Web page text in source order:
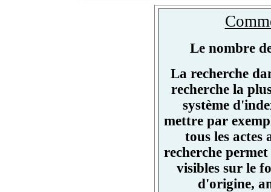
Le nombre
La recherche
recherche la
système
mettre par
tous les
recherche
visibles sur le
d'origine,